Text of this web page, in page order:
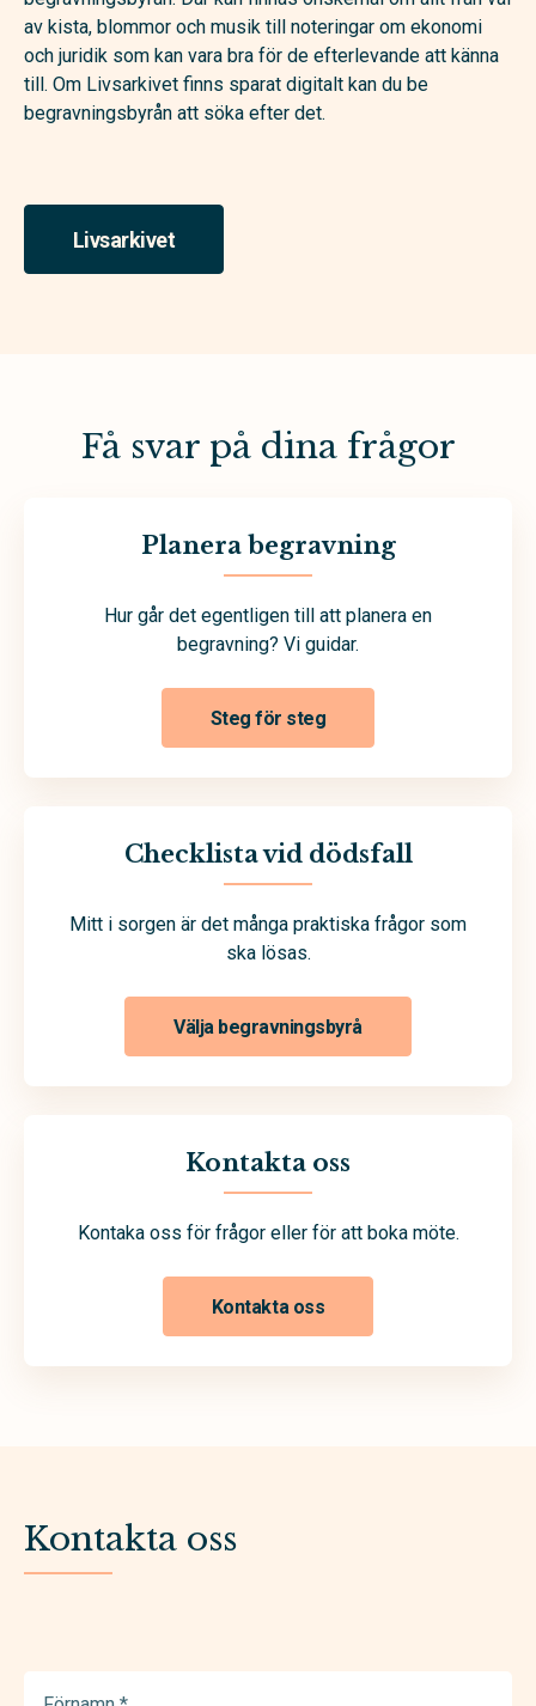
av kista, blommor och musik till noteringar om ekonomi
och juridik som kan vara bra för de efterlevande att känna
till. Om Livsarkivet finns sparat digitalt kan du be
begravningsbyrån att söka efter det.
Livsarkivet
Få svar på dina frågor
Planera begravning
Hur går det egentligen till att planera en
begravning? Vi guidar.
Steg för steg
Checklista vid dödsfall
Mitt i sorgen är det många praktiska frågor som
ska lösas.
Välja begravningsbyrå
Kontakta oss
Kontaka oss för frågor eller för att boka möte.
Kontakta oss
Kontakta oss